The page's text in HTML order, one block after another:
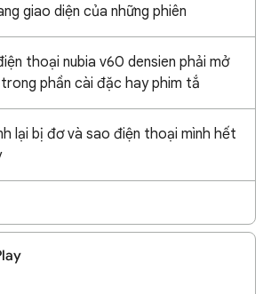
giao diện của những phiên
thoại nubia v60 densien phải mở
phần cài đặc hay phim tắ
lại bị đơ và sao điện thoại mình hết